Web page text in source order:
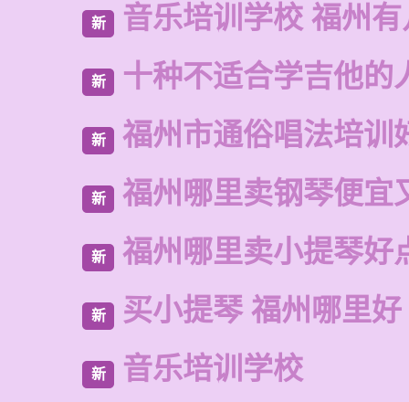
新 音乐培训学校 福州
新 十种不适合学吉他的
新 福州市通俗唱法培训
新 福州哪里卖钢琴便宜
新 福州哪里卖小提琴好
新 买小提琴 福州哪里好
新 音乐培训学校